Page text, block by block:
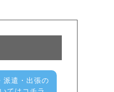
派遣・出張の